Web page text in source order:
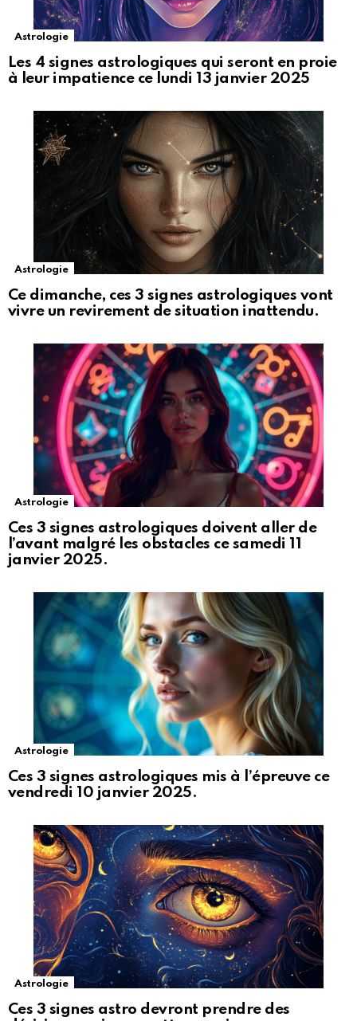
Astrologie
Les 4 signes astrologiques qui seront en proie
à leur impatience ce lundi 13 janvier 2025
Astrologie
Ce dimanche, ces 3 signes astrologiques vont
vivre un revirement de situation inattendu.
Astrologie
Ces 3 signes astrologiques doivent aller de
l’avant malgré les obstacles ce samedi 11
janvier 2025.
Astrologie
Ces 3 signes astrologiques mis à l’épreuve ce
vendredi 10 janvier 2025.
Astrologie
Ces 3 signes astro devront prendre des